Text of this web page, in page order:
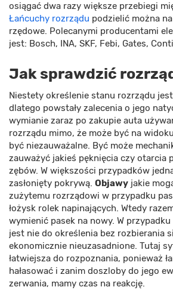
osiągać dwa razy większe przebiegi
Łańcuchy rozrządu podzielić można
rzędowe. Polecanymi producentami
jest: Bosch, INA, SKF, Febi, Gates,
Jak sprawdzić
Niestety określenie stanu rozrządu
dlatego powstały zalecenia o jego
wymianie zaraz po zakupie auta
rozrządu mimo, że może być na
być niezauważalne. Być może
zauważyć jakieś pęknięcia czy otarcia
zębów. W większości przypadków
zasłonięty pokrywą. Objawy jakie
zużytemu rozrządowi w przypadku
łożysk rolek napinających. Wtedy
wymienić pasek na nowy. W przypadku
jest nie do określenia bez rozbierania
ekonomicznie nieuzasadnione. Tutaj
łatwiejsza do rozpoznania, ponieważ
hałasować i zanim doszloby do jego
zerwania, mamy czas na reakcję.